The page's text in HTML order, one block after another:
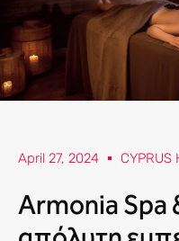
April 27, 2024 CYPRUS
Armonia Spa